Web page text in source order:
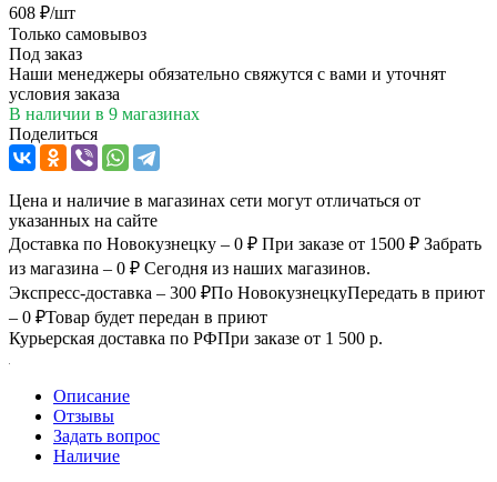
608 ₽/шт
Только самовывоз
Под заказ
Наши менеджеры обязательно свяжутся с вами и уточнят
условия заказа
В наличии в 9 магазинах
Поделиться
Цена и наличие в магазинах сети могут отличаться от
указанных на сайте
Доставка по Новокузнецку – 0 ₽ При заказе от 1500 ₽ Забрать
из магазина – 0 ₽ Сегодня из наших магазинов.
Экспресс-доставка – 300 ₽По НовокузнецкуПередать в приют
– 0 ₽Товар будет передан в приют
Курьерская доставка по РФПри заказе от 1 500 р.
Описание
Отзывы
Задать вопрос
Наличие